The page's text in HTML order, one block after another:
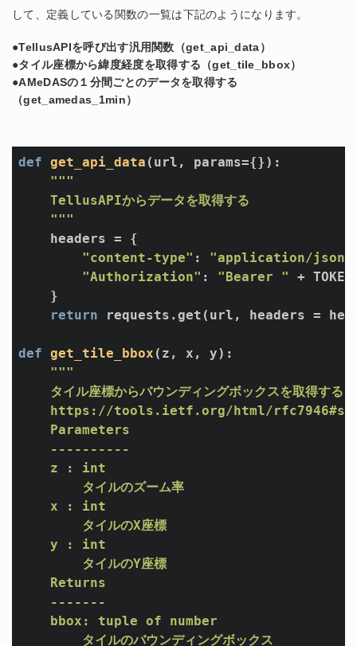
して、定義している関数の一覧は下記のようになります。
●TellusAPIを呼び出す汎用関数（get_api_data）
●タイル座標から緯度経度を取得する（get_tile_bbox）
●AMeDASの１分間ごとのデータを取得する
（get_amedas_1min）
def get_api_data (url, params={}) :
"""
    TellusAPIからデータを取得する
    """
    headers = {
"content-type" : "application/json"
"Authorization" : "Bearer "
+ TOKEN
    }
return requests.get(url, headers =
def get_tile_bbox (z, x, y) :
"""
    タイル座標からバウンディングボックスを取得する
https://tools.ietf.org/html/
    Parameters
    ----------
    z : int
        タイルのズーム率
    x : int
        タイルのX座標
    y : int
        タイルのY座標
    Returns
    -------
    bbox: tuple of number
        タイルのバウンディングボックス